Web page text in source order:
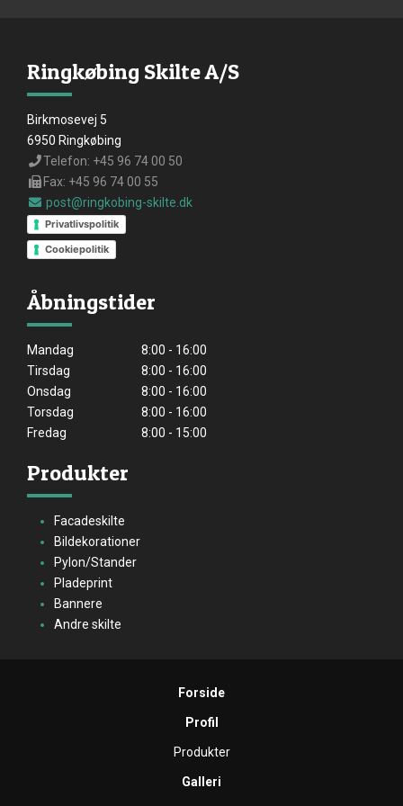
Ringkøbing Skilte A/S
Birkmosevej 5
6950 Ringkøbing
Telefon: +45 96 74 00 50
Fax: +45 96 74 00 55
post@ringkobing-skilte.dk
Privatlivspolitik
Cookiepolitik
Åbningstider
Mandag
8:00 - 16:00
Tirsdag
8:00 - 16:00
Onsdag
8:00 - 16:00
Torsdag
8:00 - 16:00
Fredag
8:00 - 15:00
Produkter
Facadeskilte
Bildekorationer
Pylon/Stander
Pladeprint
Bannere
Andre skilte
Forside
Profil
Produkter
Galleri